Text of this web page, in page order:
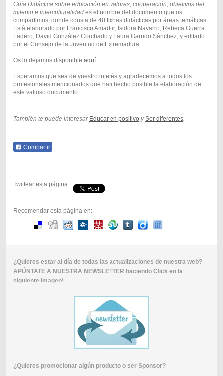
Guía Didáctica sobre educación en valores, cooperación, objetivos del
milenio e interculturalidades el nombre del documento que os
compartimos, donde consta de 40 fichas didácticas por áreas temáticas.
Está elaborado por Francisco Amador, Isidora Navarro, Rebeca Guerra
Ladero, David González Corchado y Laura Garrido Sánchez, y editado
por el Consejo de la Juventud de Extremadura.
Os lo dejamos disponible aquí.
Esperamos que sea de vuestro interés y agradecemos a todos los
profesionales mencionados que han hecho posible la elaboración de
este valioso documento.
También te puede interesar Educar en positivoySer diferentes.
Compartir
Twittear esta página
Recomendar esta página en:
¿Quieres estar al día de todas las actualizaciones de nuestra web?
APÚNTATE A NUESTRA NEWSLETTER haciendo Click en la
siguiente imagen!
¿Quieres promocionar algún producto o ser Sponsor?